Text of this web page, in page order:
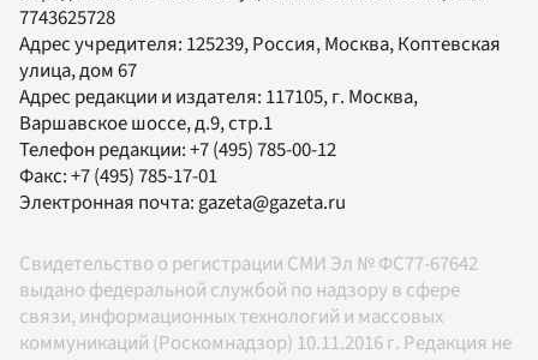
7743625728
Адрес учредителя: 125239, Россия, Москва, Коптевская
улица, дом 67
Адрес редакции и издателя: 117105, г. Москва,
Варшавское шоссе, д.9, стр.1
Телефон редакции:+7 (495) 785-00-12
Факс:+7 (495) 785-17-01
Электронная почта: gazeta@gazeta.ru
Свидетельство о регистрации СМИ Эл № ФС77-67642
выдано федеральной службой по надзору в сфере
связи, информационных технологий и массовых
коммуникаций (Роскомнадзор) 10.11.2016 г. Редакция не